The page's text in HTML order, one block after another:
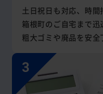
土日祝日も対応、時間
箱根町のご自宅まで
粗大ゴミや廃品を安全